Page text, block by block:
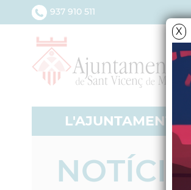
X
L'AJUNTAMENT
937 910 511